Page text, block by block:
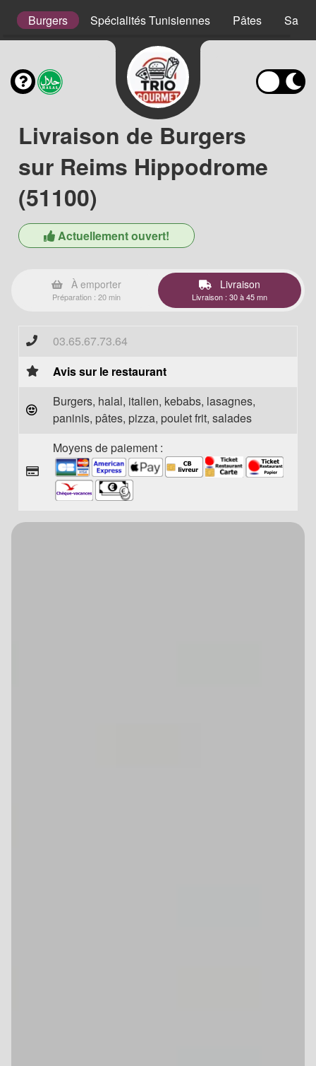
Burgers Spécialités Tunisiennes Pâtes
Livraison de Burgers
sur Reims Hippodrome
(51100)
Actuellement ouvert!
À emporter
Préparation : 20 min
Livraison
Livraison : 30 à 45 mn
03.65.67.73.64
Avis sur le restaurant
Burgers, halal, italien, kebabs, lasagnes,
paninis, pâtes, pizza, poulet frit, salades
Moyens de paiement :